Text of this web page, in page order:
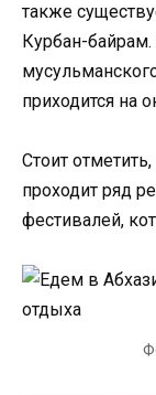
также
Курбан-байрам.
приходится на
Стоит
проходит ряд
фестивалей,